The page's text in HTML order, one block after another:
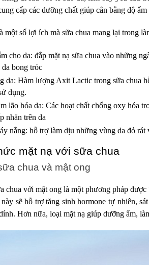
cấp các dưỡng chất giúp cân bằng độ ẩm
một số lợi ích mà sữa chua mang lại trong
cho da: đắp mặt nạ sữa chua vào những
bong tróc
da: Hàm lượng Axit Lactic trong sữa chua
dụng.
lão hóa da: Các hoạt chất chống oxy hóa
nhăn trên da
nắng: hỗ trợ làm dịu những vùng da đỏ
mặt nạ với sữa chua
chua và mật ong
chua với mật ong là một phương pháp
sẽ hỗ trợ tăng sinh hormone tự nhiên,
Hơn nữa, loại mặt nạ giúp dưỡng ẩm,